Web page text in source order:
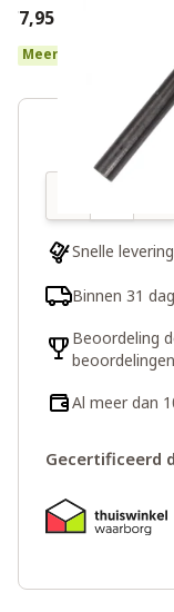
€7,95
Meer dan 10 op
Aantal
Snelle levering
Binnen 31
Beoordeling
beoordelingen
Al meer dan
Gecertificeerd